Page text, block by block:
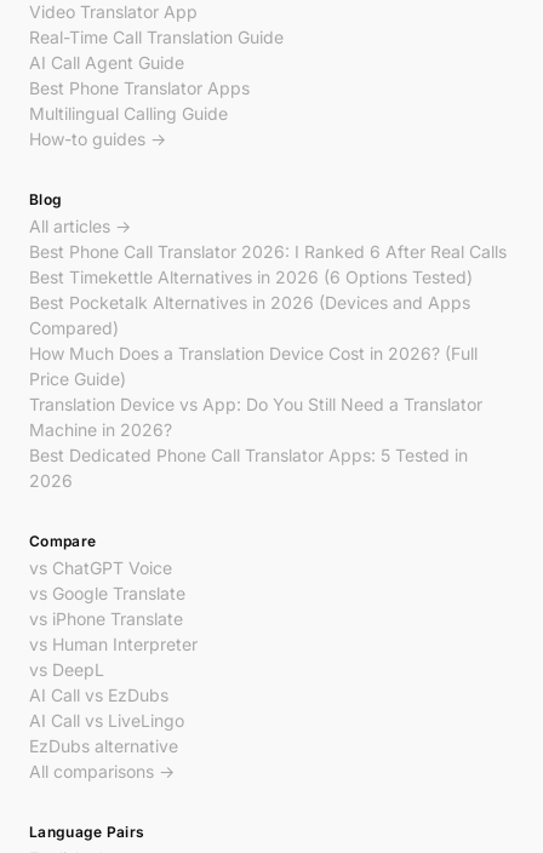
Video Translator App
Real-Time Call Translation Guide
AI Call Agent Guide
Best Phone Translator Apps
Multilingual Calling Guide
How-to guides →
Blog
All articles →
Best Phone Call Translator 2026: I Ranked 6 After Real Calls
Best Timekettle Alternatives in 2026 (6 Options Tested)
Best Pocketalk Alternatives in 2026 (Devices and Apps
Compared)
How Much Does a Translation Device Cost in 2026? (Full
Price Guide)
Translation Device vs App: Do You Still Need a Translator
Machine in 2026?
Best Dedicated Phone Call Translator Apps: 5 Tested in
2026
Compare
vs ChatGPT Voice
vs Google Translate
vs iPhone Translate
vs Human Interpreter
vs DeepL
AI Call vs EzDubs
AI Call vs LiveLingo
EzDubs alternative
All comparisons →
Language Pairs